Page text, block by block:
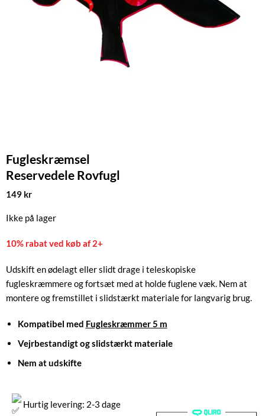
Fugleskræmsel
Reservedele Rovfugl
149 kr
Ikke på lager
10% rabat ved køb af 2+
Udskift en ødelagt eller slidt drage i teleskopiske
fugleskræmmere og fortsæt med at holde fuglene væk. Nem at
montere og fremstillet i slidstærkt materiale for langvarig brug.
Kompatibel med Fugleskræmmer 5 m
Vejrbestandigt og slidstærkt materiale
Nem at udskifte
Hurtig levering: 2-3 dage